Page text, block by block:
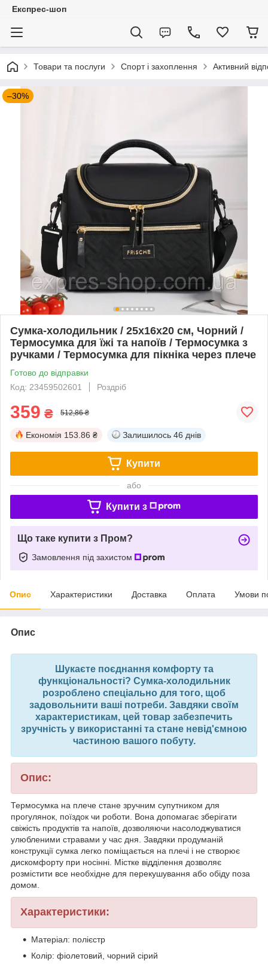
Експрес-шоп
Товари та послуги Спорт і захоплення Активний
–30%
Сумка-холодильник / 25х16х20 см, Чорний /
Термосумка для їжі та напоїв / Термосумка з
ручками / Термосумка для пікніка через плече
Готово до відправки
Код: 23459502601
Роздріб
359 ₴ 512,86 ₴
Економія 153.86 ₴ Залишилось 46 днів
Купити
або
Купити з
Що таке купити з Пром?
Замовлення під захистом
Опис Характеристики Доставка Оплата Умови
Опис
Шукаєте поєднання комфорту та
функціональності? Сумка-холодильник
розроблено спеціально для того, щоб
задовольнити ваші потреби. Завдяки своїм
характеристикам, цей товар забезпечить
зручність у використанні та стане невід'ємною
частиною вашого побуту.
Опис:
Термосумка на плече стане зручним супутником для
прогулянок, поїздок чи роботи. Вона допомагає зберігати
свіжість продуктів та напоїв, дозволяючи насолоджуватися
улюбленими стравами у час дня. Завдяки продуманій
конструкції сумка легко поміщається на плечі і не створює
дискомфорту при носінні. Містке відділення дозволяє
розмістити все необхідне для перекушування або обіду поза
домом.
Характеристики:
Матеріал: полієстр
Колір: фіолетовий, чорний сірий